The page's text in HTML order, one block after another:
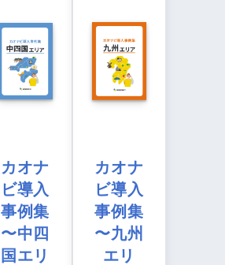
カオナ
ビ導入
事例集
〜中四
国エリ
カオナ
ビ導入
事例集
〜九州
エリ